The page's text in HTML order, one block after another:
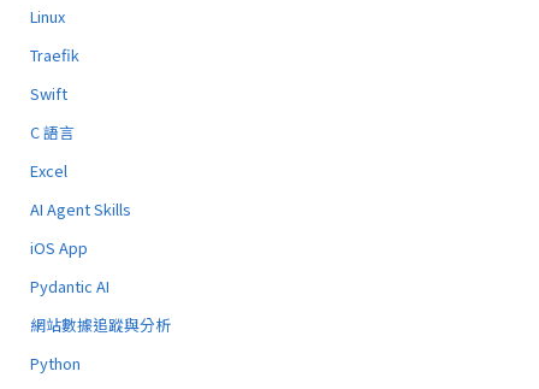
Linux
Traefik
Swift
C 語言
Excel
AI Agent Skills
iOS App
Pydantic AI
網站數據追蹤與分析
Python